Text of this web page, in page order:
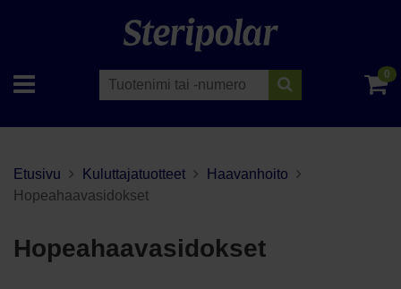
0
Etusivu Kuluttajatuotteet
Haavanhoito
Hopeahaavasidokset
Hopeahaavasidokset